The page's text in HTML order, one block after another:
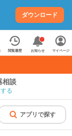
ダウンロード
閲覧履歴 お知らせ マイページ
相談
る
アプリで探す